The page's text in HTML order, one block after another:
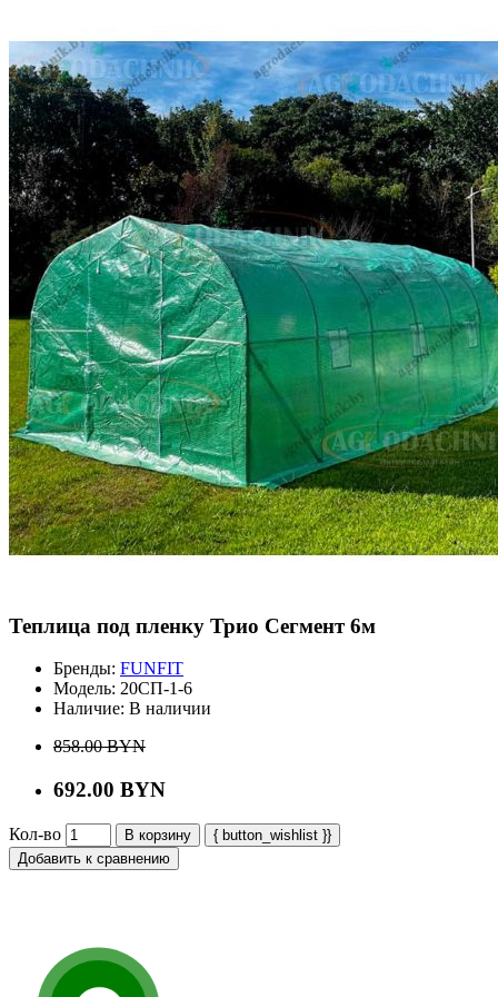
Теплица под пленку Трио Сегмент 6м
Бренды: FUNFIT
Модель: 20СП-1-6
Наличие: В наличии
858.00 BYN
692.00 BYN
Кол-во В корзину
{ button_wishlist }}
Добавить к сравнению